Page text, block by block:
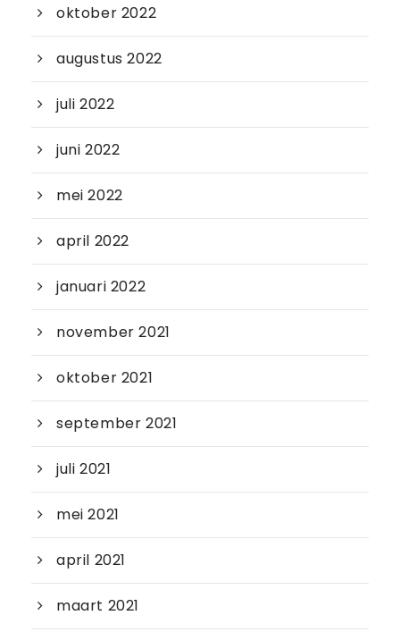
oktober 2022
augustus 2022
juli 2022
juni 2022
mei 2022
april 2022
januari 2022
november 2021
oktober 2021
september 2021
juli 2021
mei 2021
april 2021
maart 2021